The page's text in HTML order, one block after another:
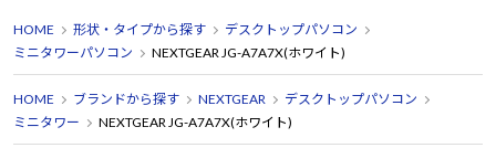
HOME 形状・タイプから探す
デスクトップパソコン
ミニタワーパソコン
NEXTGEAR JG-A7A7X(ホワイト)
HOME ブランドから探す NEXTGEAR
デスクトップパソコン
ミニタワー
NEXTGEAR JG-A7A7X(ホワイト)